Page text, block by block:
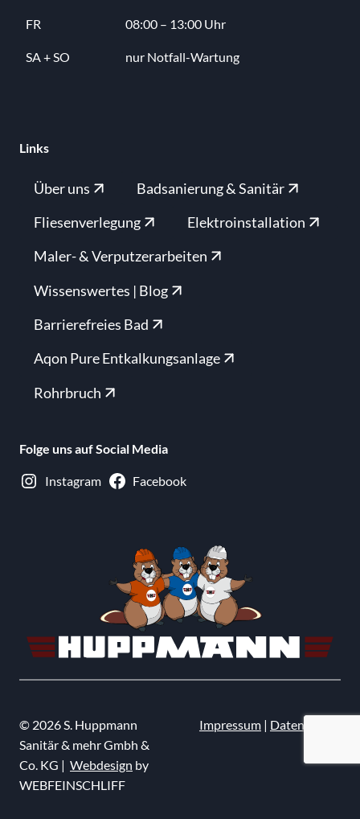
FR 08:00 – 13:00 Uhr
SA + SO nur Notfall-Wartung
Links
Über uns
Badsanierung & Sanitär
Fliesenverlegung
Elektroinstallation
Maler- & Verputzerarbeiten
Wissenswertes | Blog
Barrierefreies Bad
Aqon Pure Entkalkungsanlage
Rohrbruch
Folge uns auf Social Media
Instagram Facebook
© 2026 S. Huppmann
Sanitär & mehr Gmbh &
Co. KG | Webdesign by
WEBFEINSCHLIFF
Impressum | Datenschutz